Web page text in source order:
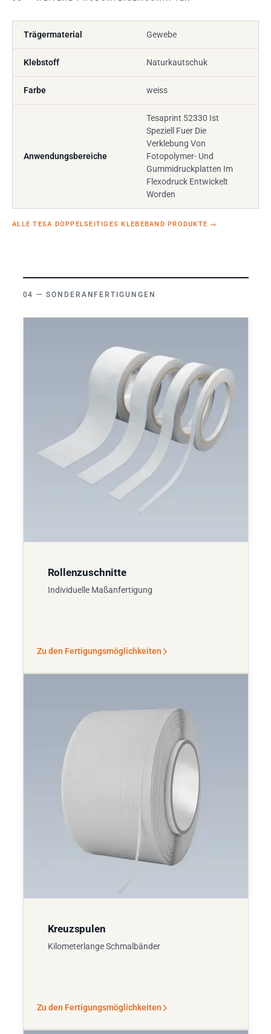
Trägermaterial Gewebe
Klebstoff Naturkautschuk
Farbe weiss
Anwendungsbereiche
Tesaprint 52330 Ist
Speziell Fuer Die
Verklebung Von
Fotopolymer- Und
Gummidruckplatten Im
Flexodruck Entwickelt
Worden
ALLE TESA DOPPELSEITIGES KLEBEBAND PRODUKTE →
SONDERANFERTIGUNGEN
Rollenzuschnitte
Individuelle Maßanfertigung
Zu den Fertigungsmöglichkeiten
Kreuzspulen
Kilometerlange Schmalbänder
Zu den Fertigungsmöglichkeiten